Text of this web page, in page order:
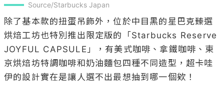
Source/Starbucks Japan
除了基本款的扭蛋吊飾外，位於中目黑的星巴克臻選
烘焙工坊也特別推出限定版的「Starbucks Reserve
JOYFUL CAPSULE」，有美式咖啡、拿鐵咖啡、東
京烘焙坊特調咖啡和奶油麵包四種不同造型，超卡哇
伊的設計實在是讓人選不出最想抽到哪一個欸！